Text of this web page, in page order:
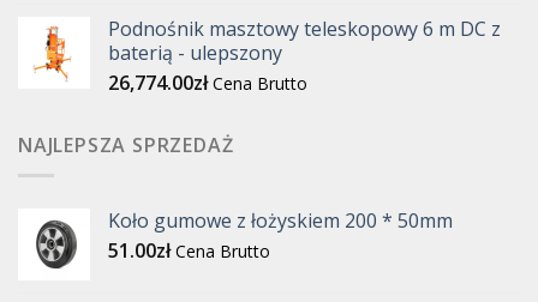
Podnośnik masztowy teleskopowy 6 m DC z
baterią - ulepszony
26,774.00zł Cena Brutto
NAJLEPSZA SPRZEDAŻ
Koło gumowe z łożyskiem 200 * 50mm
51.00zł Cena Brutto